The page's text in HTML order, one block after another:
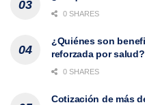
0 SHARES
¿Quiénes son
reforzada por salud?
0 SHARES
Cotización de más